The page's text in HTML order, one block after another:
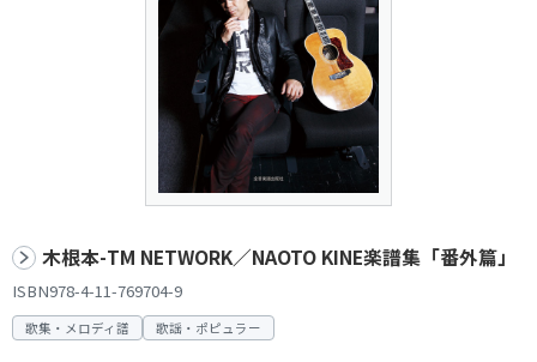
木根本-TM NETWORK／NAOTO KINE楽譜集「番外篇」
ISBN978-4-11-769704-9
歌集・メロディ譜 歌謡・ポピュラー